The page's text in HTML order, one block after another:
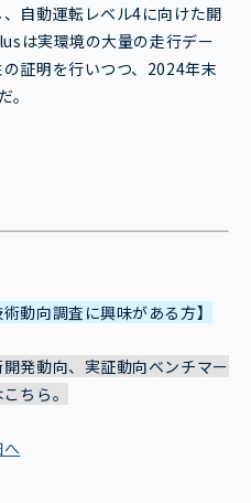
自動運転レベル4に向けた開
は実環境の大量の走行デー
証明を行いつつ、2024年末
動向調査に興味がある方】
発動向、実証動向ベンチマー
ちら。